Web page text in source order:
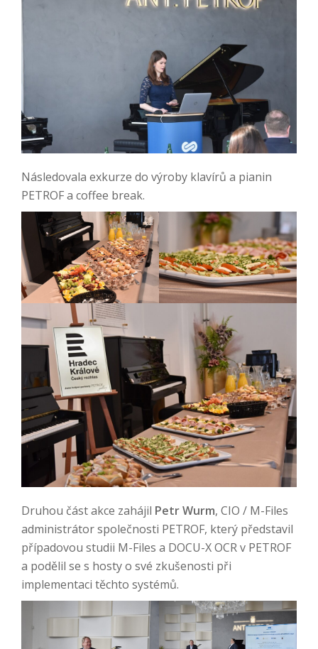
Následovala exkurze do výroby klavírů a pianin
PETROF a coffee break.
Druhou část akce zahájil Petr Wurm, CIO / M-Files
administrátor společnosti PETROF, který představil
případovou studii M-Files a DOCU-X OCR v PETROF
a podělil se s hosty o své zkušenosti při
implementaci těchto systémů.